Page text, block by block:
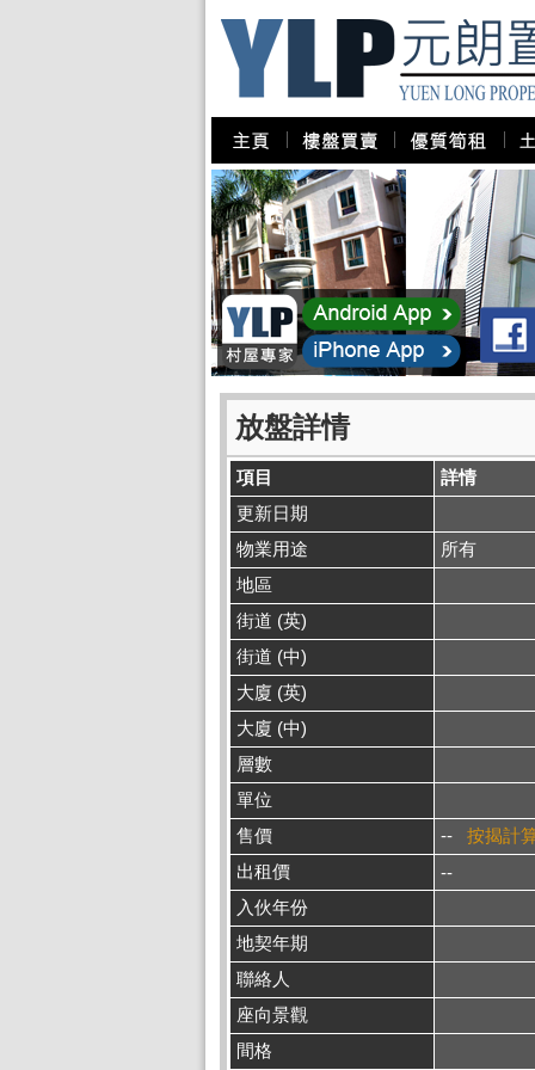
放盤詳情
項目
詳情
更新日期
物業用途
所有
地區
街道 (英)
街道 (中)
大廈 (英)
大廈 (中)
層數
單位
售價
-- 按揭計
出租價
--
入伙年份
地契年期
聯絡人
座向景觀
間格